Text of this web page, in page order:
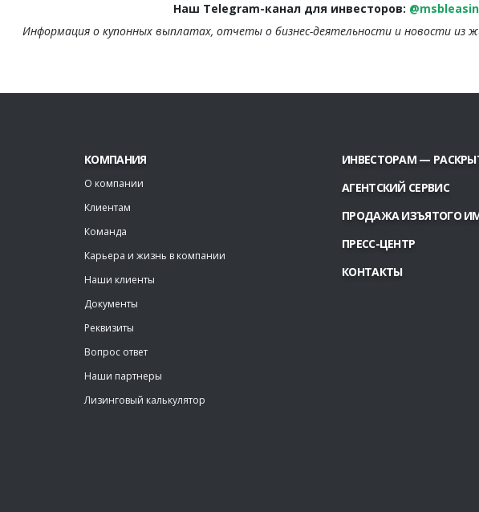
Наш Telegram-канал для инвесторов:
Информация о купонных выплатах, отчеты о бизнес-деятельности и новости из
КОМПАНИЯ
О компании
Клиентам
Команда
Карьера и жизнь в компании
Наши клиенты
Документы
Реквизиты
Вопрос ответ
Наши партнеры
Лизинговый калькулятор
ИНВЕСТОРАМ —
АГЕНТСКИЙ СЕРВИС
ПРОДАЖА ИЗЪЯТОГО
ПРЕСС-ЦЕНТР
КОНТАКТЫ